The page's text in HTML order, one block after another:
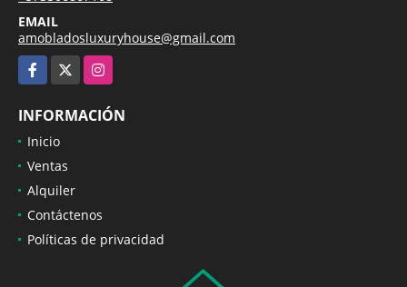
EMAIL
amobladosluxuryhouse@gmail.com
Facebook
Instagram
INFORMACIÓN
Inicio
Ventas
Alquiler
Contáctenos
Políticas de privacidad